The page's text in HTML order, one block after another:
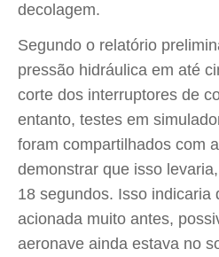
decolagem.
Segundo o relatório
pressão hidráulica em até
corte dos interruptores de
entanto, testes em
foram compartilhados com
demonstrar que isso
18 segundos. Isso indicaria
acionada muito antes,
aeronave ainda estava no